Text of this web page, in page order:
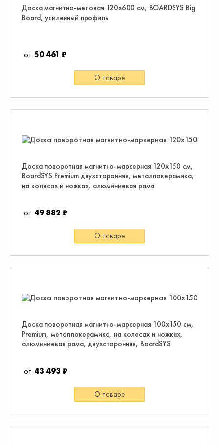
Доска магнитно-меловая 120х600 см, BOARDSYS Big
Board, усиленный профиль
50 461 ₽
О товаре
Доска поворотная магнитно-маркерная 120х150 см,
BoardSYS Premium двухсторонняя, металлокерамика,
на колесах и ножках, алюминиевая рама
49 882 ₽
О товаре
Доска поворотная магнитно-маркерная 100х150 см,
Premium, металлокерамика, на колесах и ножках,
алюминиевая рама, двухсторонняя, BoardSYS
43 493 ₽
О товаре